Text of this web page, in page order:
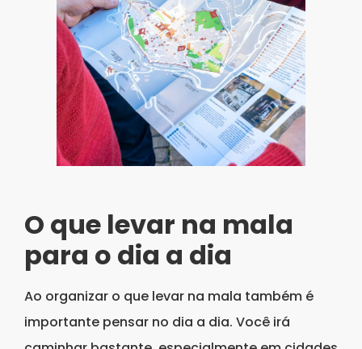
O que levar na mala
para o dia a dia
Ao organizar o que levar na mala também é
importante pensar no dia a dia. Você irá